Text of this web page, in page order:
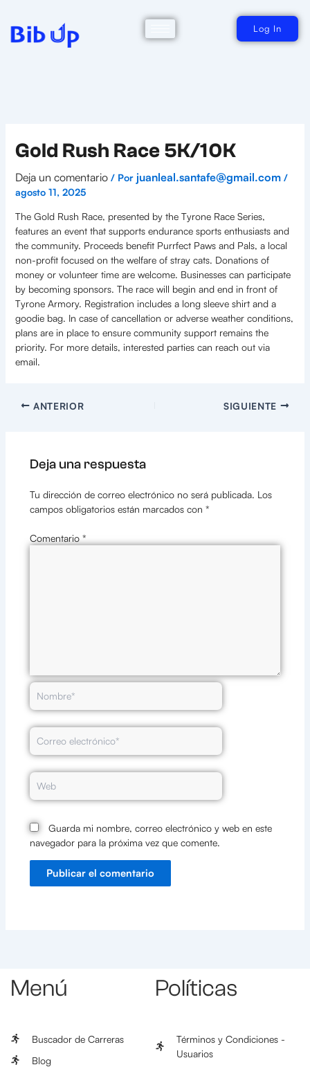
contenido
Log In
Gold Rush Race 5K/10K
Deja un comentario / Por juanleal.santafe@gmail.com /
agosto 11, 2025
The Gold Rush Race, presented by the Tyrone Race Series,
features an event that supports endurance sports enthusiasts and
the community. Proceeds benefit Purrfect Paws and Pals, a local
non-profit focused on the welfare of stray cats. Donations of
money or volunteer time are welcome. Businesses can participate
by becoming sponsors. The race will begin and end in front of
Tyrone Armory. Registration includes a long sleeve shirt and a
goodie bag. In case of cancellation or adverse weather conditions,
plans are in place to ensure community support remains the
priority. For more details, interested parties can reach out via
email.
ANTERIOR SIGUIENTE
Deja una respuesta
Tu dirección de correo electrónico no será publicada. Los
campos obligatorios están marcados con *
Comentario *
Nombre*
Correo
electrónico*
Web
Guarda mi nombre, correo electrónico y web en este
navegador para la próxima vez que comente.
Menú
Buscador de Carreras
Blog
Políticas
Términos y Condiciones -
Usuarios